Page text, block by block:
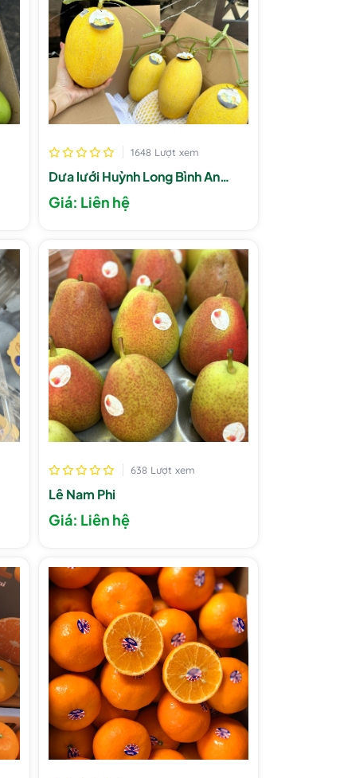
1648 Lượt xem
Dưa lưới Huỳnh Long Bình An
Farm
Giá: Liên hệ
638 Lượt xem
Lê Nam Phi
Giá: Liên hệ